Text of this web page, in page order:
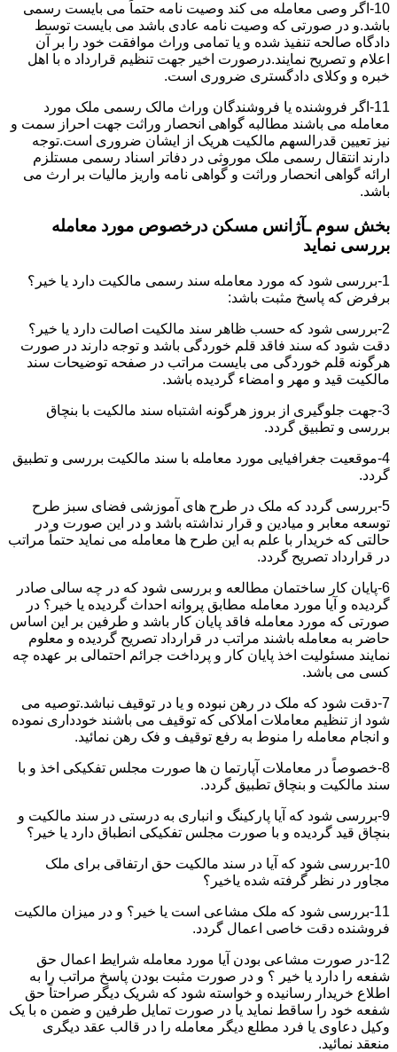
10-اگر وصی معامله می کند وصیت نامه حتماً می بایست رسمی
باشد.و در صورتی که وصیت نامه عادی باشد می بایست توسط
دادگاه صالحه تنفیذ شده و یا تمامی وراث موافقت خود را بر آن
اعلام و تصریح نمایند.درصورت اخیر جهت تنظیم قرارداد ه با اهل
خبره و وکلای دادگستری ضروری است.
11-اگر فروشنده یا فروشندگان وراث مالک رسمی ملک مورد
معامله می باشند مطالبه گواهی انحصار وراثت جهت احراز سمت و
نیز تعیین قدرالسهم مالکیت هریک از ایشان ضروری است.توجه
دارند انتقال رسمی ملک موروثی در دفاتر اسناد رسمی مستلزم
ارائه گواهی انحصار وراثت و گواهی نامه واریز مالیات بر ارث می
باشد.
بخش سوم ـآژانس مسکن درخصوص مورد معامله
بررسی نماید
1-بررسی شود که مورد معامله سند رسمی مالکیت دارد یا خیر؟
برفرض که پاسخ مثبت باشد:
2-بررسی شود که حسب ظاهر سند مالکیت اصالت دارد یا خیر؟
دقت شود که سند فاقد قلم خوردگی باشد و توجه دارند در صورت
هرگونه قلم خوردگی می بایست مراتب در صفحه توضیحات سند
مالکیت قید و مهر و امضاء گردیده باشد.
3-جهت جلوگیری از بروز هرگونه اشتباه سند مالکیت با بنچاق
بررسی و تطبیق گردد.
4-موقعیت جغرافیایی مورد معامله با سند مالکیت بررسی و تطبیق
گردد.
5-بررسی گردد که ملک در طرح های آموزشی فضای سبز طرح
توسعه معابر و میادین و قرار نداشته باشد و در این صورت و در
حالتی که خریدار با علم به این طرح ها معامله می نماید حتماً مراتب
در قرارداد تصریح گردد.
6-پایان کار ساختمان مطالعه و بررسی شود که در چه سالی صادر
گردیده و آیا مورد معامله مطابق پروانه احداث گردیده یا خیر؟ در
صورتی که مورد معامله فاقد پایان کار باشد و طرفین بر این اساس
حاضر به معامله باشند مراتب در قرارداد تصریح گردیده و معلوم
نمایند مسئولیت اخذ پایان کار و پرداخت جرائم احتمالی بر عهده چه
کسی می باشد.
7-دقت شود که ملک در رهن نبوده و یا در توقیف نباشد.توصیه می
شود از تنظیم معاملات املاکی که توقیف می باشند خودداری نموده
و انجام معامله را منوط به رفع توقیف و فک رهن نمائید.
8-خصوصاً در معاملات آپارتما ن ها صورت مجلس تفکیکی اخذ و با
سند مالکیت و بنچاق تطبیق گردد.
9-بررسی شود که آیا پارکینگ و انباری به درستی در سند مالکیت و
بنچاق قید گردیده و با صورت مجلس تفکیکی انطباق دارد یا خیر؟
10-بررسی شود که آیا در سند مالکیت حق ارتفاقی برای ملک
مجاور در نظر گرفته شده یاخیر؟
11-بررسی شود که ملک مشاعی است یا خیر؟ و در میزان مالکیت
فروشنده دقت خاصی اعمال گردد.
12-در صورت مشاعی بودن آیا مورد معامله شرایط اعمال حق
شفعه را دارد یا خیر ؟ و در صورت مثبت بودن پاسخ مراتب را به
اطلاع خریدار رسانیده و خواسته شود که شریک دیگر صراحتاً حق
شفعه خود را ساقط نماید یا در صورت تمایل طرفین و ضمن ه با یک
وکیل دعاوی یا فرد مطلع دیگر معامله را در قالب عقد دیگری
منعقد نمائید.